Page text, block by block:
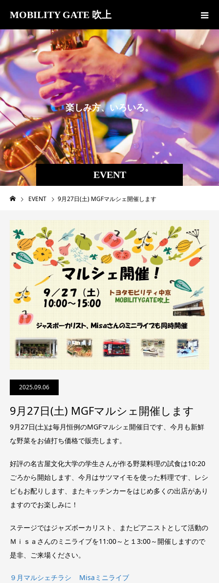
MOBILITY GATE 吹上
EVENT
楽しみ方、 いろいろ。
EVENT 9月27日(土) MGFマルシェ開催します
2025.09.06
9月27日(土) MGFマルシェ開催します
9月27日(土)は毎月恒例のMGFマルシェ開催日です、今月も新鮮
な野菜をお値打ち価格で販売します。
好評の名古屋文化大学の学生さんが作る野菜料理の試食は10:20
ごろから開始します、今月はサツマイモを使った料理です、レシ
ピもお配りします、またキッチンカーをはじめ多くの出店があり
ますのでお楽しみに！
ステージではジャズボーカリスト、またピアニストとして活動の
Ｍｉｓａさんのミニライブを11:00～と１3:00～開催しますので
是非、ご来場ください。
９月マルシェチラシ Misaミニライブ